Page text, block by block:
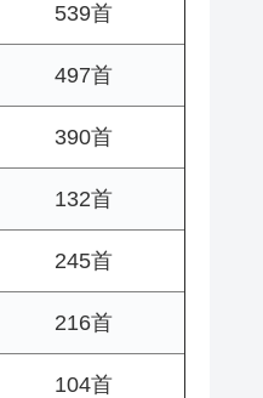
539首
497首
390首
132首
245首
216首
104首